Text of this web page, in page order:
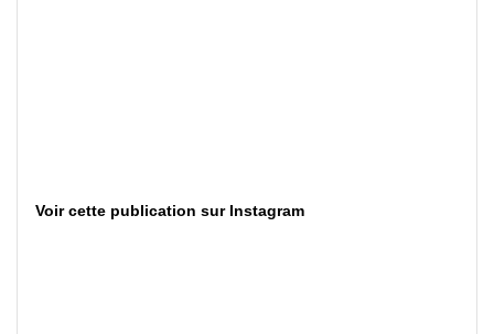
Voir cette publication sur Instagram